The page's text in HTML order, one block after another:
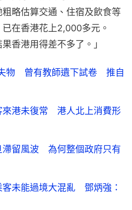
略估算交通、住宿及飲食等
在香港花上2,000多元。
香港用得差不多了。」
物 曾有教師遺下試卷 推自
來港未復常 港人北上消費形
滯留風波 為何整個政府只有
客未能過境大混亂 鄧炳強：